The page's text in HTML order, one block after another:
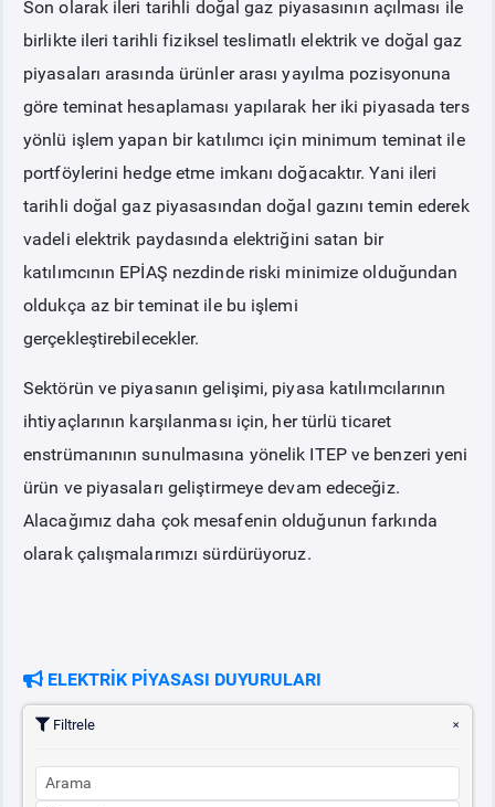
Son olarak ileri tarihli doğal gaz piyasasının açılması ile
birlikte ileri tarihli fiziksel teslimatlı elektrik ve doğal gaz
piyasaları arasında ürünler arası yayılma pozisyonuna
göre teminat hesaplaması yapılarak her iki piyasada ters
yönlü işlem yapan bir katılımcı için minimum teminat ile
portföylerini hedge etme imkanı doğacaktır. Yani ileri
tarihli doğal gaz piyasasından doğal gazını temin ederek
vadeli elektrik paydasında elektriğini satan bir
katılımcının EPİAŞ nezdinde riski minimize olduğundan
oldukça az bir teminat ile bu işlemi
gerçekleştirebilecekler.
Sektörün ve piyasanın gelişimi, piyasa katılımcılarının
ihtiyaçlarının karşılanması için, her türlü ticaret
enstrümanının sunulmasına yönelik ITEP ve benzeri yeni
ürün ve piyasaları geliştirmeye devam edeceğiz.
Alacağımız daha çok mesafenin olduğunun farkında
olarak çalışmalarımızı sürdürüyoruz.
ELEKTRİK PİYASASI DUYURULARI
Filtrele